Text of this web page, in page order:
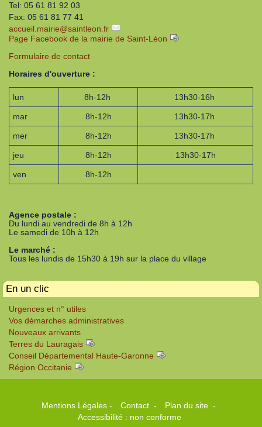
Tel: 05 61 81 92 03
Fax: 05 61 81 77 41
accueil.mairie@saintleon.fr
Page Facebook de la mairie de Saint-Léon
Formulaire de contact
Horaires d'ouverture :
lun 8h-12h 13h30-16h
mar 8h-12h 13h30-17h
mer 8h-12h 13h30-17h
jeu 8h-12h 13h30-17h
ven 8h-12h
Agence postale :
Du lundi au vendredi de 8h à 12h
Le samedi de 10h à 12h
Le marché :
Tous les lundis de 15h30 à 19h sur la place du village
En un clic
Urgences et n° utiles
Vos démarches administratives
Nouveaux arrivants
Terres du Lauragais
Conseil Départemental Haute-Garonne
Région Occitanie
Mentions Légales- Contact - Plan du site -
Accessibilité : non conforme